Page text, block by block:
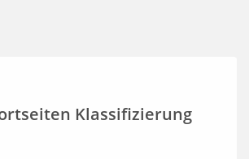
Klassifizierung